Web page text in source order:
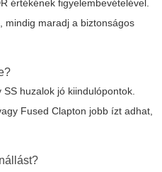
értékének figyelembevételével.
mindig maradj a biztonságos
huzalok jó kiindulópontok.
Fused Clapton jobb ízt adhat,